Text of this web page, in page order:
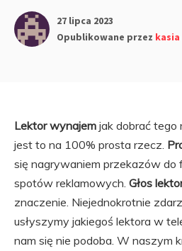
27 lipca 2023
Opublikowane przez kasia
Lektor wynajem jak dobrać tego
jest to na 100% prosta rzecz.
się nagrywaniem przekazów do
spotów reklamowych. Głos
znaczenie. Niejednokrotnie
usłyszymy jakiegoś lektora w
nam się nie podoba. W naszym